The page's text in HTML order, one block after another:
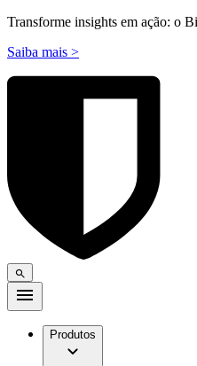
Transforme insights em ação: o
Saiba mais >
Produtos